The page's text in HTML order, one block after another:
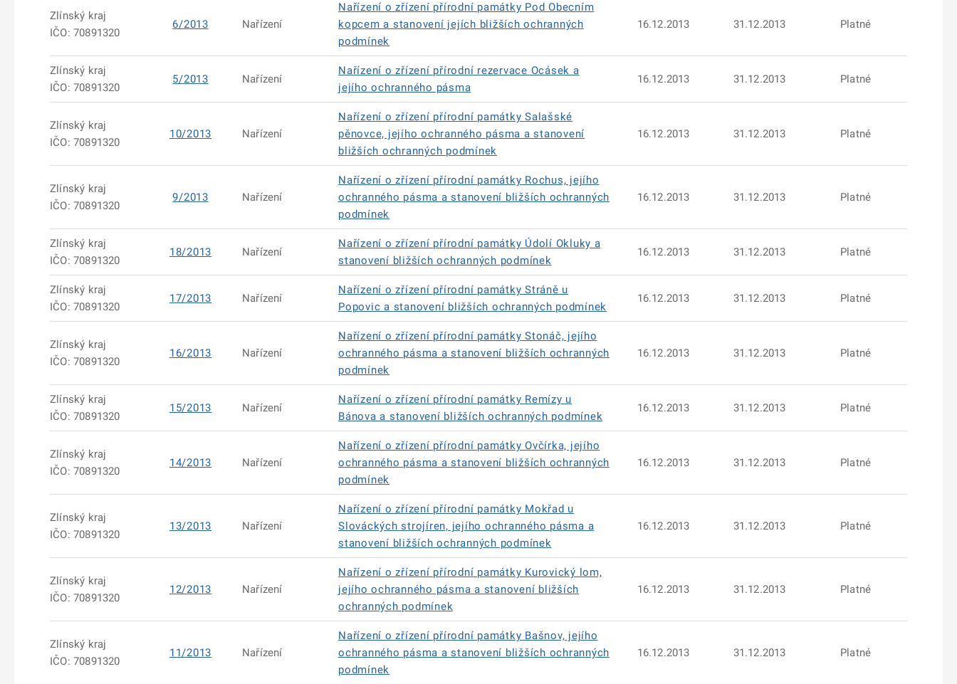
Zlínský kraj
IČO: 70891320
6/2013 Nařízení
Nařízení o zřízení přírodní památky Pod Obecním
kopcem a stanovení jejích bližších ochranných
podmínek
16.12.2013 31.12.2013 Platné
Zlínský kraj
IČO: 70891320
5/2013 Nařízení
Nařízení o zřízení přírodní rezervace Ocásek a
jejího ochranného pásma
16.12.2013 31.12.2013 Platné
Zlínský kraj
IČO: 70891320
10/2013 Nařízení
Nařízení o zřízení přírodní památky Salašské
pěnovce, jejího ochranného pásma a stanovení
bližších ochranných podmínek
16.12.2013 31.12.2013 Platné
Zlínský kraj
IČO: 70891320
9/2013 Nařízení
Nařízení o zřízení přírodní památky Rochus, jejího
ochranného pásma a stanovení bližších ochranných
podmínek
16.12.2013 31.12.2013 Platné
Zlínský kraj
IČO: 70891320
18/2013 Nařízení
Nařízení o zřízení přírodní památky Údolí Okluky a
stanovení bližších ochranných podmínek
16.12.2013 31.12.2013 Platné
Zlínský kraj
IČO: 70891320
17/2013 Nařízení
Nařízení o zřízení přírodní památky Stráně u
Popovic a stanovení bližších ochranných podmínek
16.12.2013 31.12.2013 Platné
Zlínský kraj
IČO: 70891320
16/2013 Nařízení
Nařízení o zřízení přírodní památky Stonáč, jejího
ochranného pásma a stanovení bližších ochranných
podmínek
16.12.2013 31.12.2013 Platné
Zlínský kraj
IČO: 70891320
15/2013 Nařízení
Nařízení o zřízení přírodní památky Remízy u
Bánova a stanovení bližších ochranných podmínek
16.12.2013 31.12.2013 Platné
Zlínský kraj
IČO: 70891320
14/2013 Nařízení
Nařízení o zřízení přírodní památky Ovčírka, jejího
ochranného pásma a stanovení bližších ochranných
podmínek
16.12.2013 31.12.2013 Platné
Zlínský kraj
IČO: 70891320
13/2013 Nařízení
Nařízení o zřízení přírodní památky Mokřad u
Slováckých strojíren, jejího ochranného pásma a
stanovení bližších ochranných podmínek
16.12.2013 31.12.2013 Platné
Zlínský kraj
IČO: 70891320
12/2013 Nařízení
Nařízení o zřízení přírodní památky Kurovický lom,
jejího ochranného pásma a stanovení bližších
ochranných podmínek
16.12.2013 31.12.2013 Platné
Zlínský kraj
IČO: 70891320
11/2013 Nařízení
Nařízení o zřízení přírodní památky Bašnov, jejího
ochranného pásma a stanovení bližších ochranných
podmínek
16.12.2013 31.12.2013 Platné